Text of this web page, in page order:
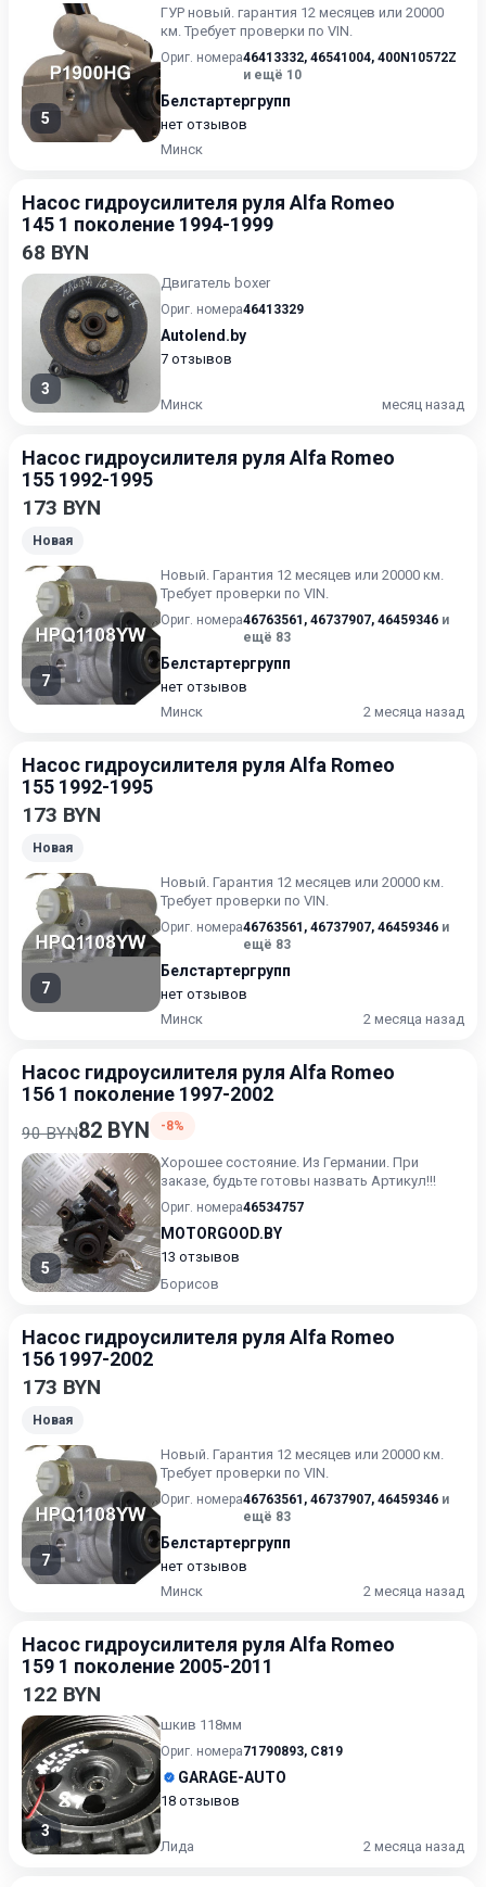
5
ГУР нoвый. гарантия 12 месяцев или 20000
км. Требует проверки по VIN.
Ориг. номера46413332, 46541004, 400N10572Z
и ещё 10
Белстартергрупп
нет отзывов
Минск
Насос гидроусилителя руля Alfa Romeo
145 1 поколение 1994-1999
68 BYN
3
Двигатель boxer
Ориг. номера46413329
Autolend.by
7 отзывов
Минск месяц назад
Насос гидроусилителя руля Alfa Romeo
155 1992-1995
173 BYN
Новая
7
Новый. Гарантия 12 месяцев или 20000 км.
Требует проверки по VIN.
Ориг. номера46763561 , 46737907, 46459346 и
ещё 83
Белстартергрупп
нет отзывов
Минск
2 месяца назад
Насос гидроусилителя руля Alfa Romeo
155 1992-1995
173 BYN
Новая
7
Новый. Гарантия 12 месяцев или 20000 км.
Требует проверки по VIN.
Ориг. номера46763561 , 46737907, 46459346 и
ещё 83
Белстартергрупп
нет отзывов
Минск
2 месяца назад
Насос гидроусилителя руля Alfa Romeo
156 1 поколение 1997-2002
90 BYN82 BYN -8%
5
Хорошее состояние. Из Германии. При
заказе, будьте готовы назвать Артикул!!!
Ориг. номера46534757
MOTORGOOD.BY
13 отзывов
Борисов
Насос гидроусилителя руля Alfa Romeo
156 1997-2002
173 BYN
Новая
7
Новый. Гарантия 12 месяцев или 20000 км.
Требует проверки по VIN.
Ориг. номера46763561 , 46737907, 46459346 и
ещё 83
Белстартергрупп
нет отзывов
Минск
2 месяца назад
Насос гидроусилителя руля Alfa Romeo
159 1 поколение 2005-2011
122 BYN
3
шкив 118мм
Ориг. номера71790893, C819
GARAGE-AUTO
18 отзывов
Лида 2 месяца назад